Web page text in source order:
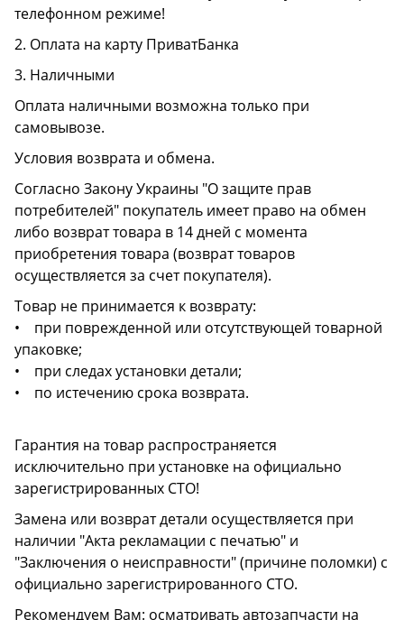
телефонном режиме!
2. Оплата на карту ПриватБанка
3. Наличными
Оплата наличными возможна только при
самовывозе.
Условия возврата и обмена.
Согласно Закону Украины "О защите прав
потребителей" покупатель имеет право на обмен
либо возврат товара в 14 дней с момента
приобретения товара (возврат товаров
осуществляется за счет покупателя).
Товар не принимается к возврату:
• при поврежденной или отсутствующей товарной
упаковке;
• при следах установки детали;
• по истечению срока возврата.
Гарантия на товар распространяется
исключительно при установке на официально
зарегистрированных СТО!
Замена или возврат детали осуществляется при
наличии "Акта рекламации с печатью" и
"Заключения о неисправности" (причине поломки) с
официально зарегистрированного СТО.
Рекомендуем Вам: осматривать автозапчасти на